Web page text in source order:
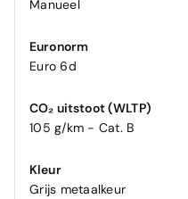
Manueel
Euronorm
Euro 6d
CO₂ uitstoot (WLTP)
105 g/km - Cat. B
Kleur
Grijs metaalkeur